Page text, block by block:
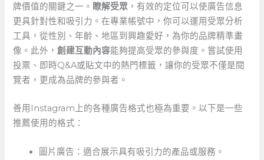
牌價值的關鍵之一。 瞭解受眾 ，有效的定位可以使廣告信息
更具針對性和吸引力。在專業帳號中，你可以運用受眾分析
工具，從性別、年齡、地區到興趣愛好，為你的品牌精準畫
像。此外，創建互動內容能夠提高受眾的參與度。嘗試使用
投票、即時Q&A或貼文中的熱門標籤，讓你的受眾不僅是閱
覽者，更成為品牌的參與者。
善用Instagram上的各種廣告格式也極為重要。以下是一些
推薦使用的格式：
圖片廣告：適合展示具有吸引力的產品或服務。